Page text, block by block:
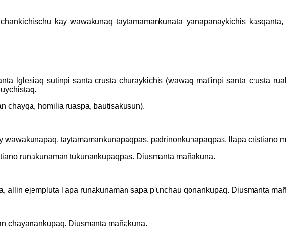
kay wawakunaq taytamamankunata yanapanaykichis
lglesiaq sutinpi santa crusta churaykichis (wawaq mat'inpi santa crusta
chayqa, homilia ruaspa, bautisakusun).
taytamamankunapaqpas, padrinonkunapaqpas, llapa cristiano
runakunaman tukunankupaqpas. Diusmanta mañakuna.
allin ejempluta llapa runakunaman sapa p'unchau qonankupaq. Diusmanta
chayanankupaq. Diusmanta mañakuna.